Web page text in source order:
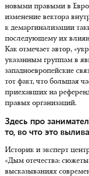
новыми правыми в
изменение вектора
к демаргинализации
последующему их
Как отмечает автор,
указанным группам в
западноевропейские
тот факт, что большая
приехавших на
правых организаций.
Здесь про
то, во что это
Историк и эксперт
«Дым отечества:
высказываниях